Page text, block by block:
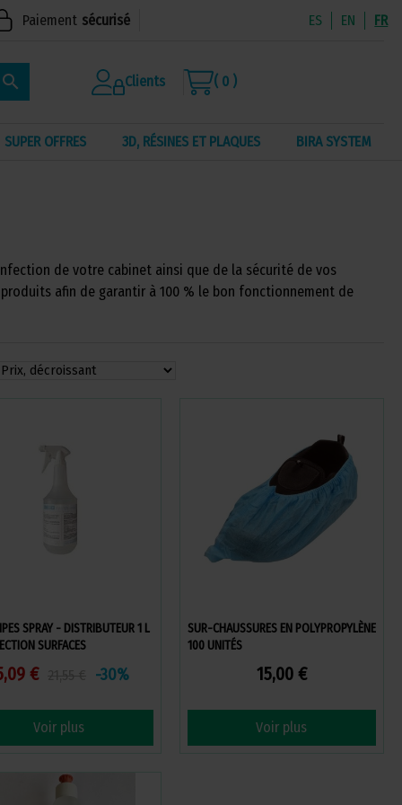
Paiement sécurisé ES EN FR
search Clients ( 0 )
SUPER OFFRES 3D, RÉSINES ET PLAQUES BIRA SYSTEM
de votre cabinet ainsi que de la sécurité de vos
afin de garantir à 100 % le bon fonctionnement de
SPRAY - DISTRIBUTEUR 1 L
SURFACES
€ -30%
Voir plus
SUR-CHAUSSURES EN POLYPROPYLÈNE
100 UNITÉS
15,00 €
Voir plus